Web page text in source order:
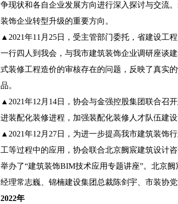
争现状和各自企业发展方向进行深入探讨与交流
装饰企业转型升级的重要方向。
▲2021年11月25日，受主管部门委托，省建设工
一行四人到我会，与我市建筑装饰企业调研座谈
式装修工程造价的审核存在的问题，反映了真实
品。
▲2021年12月14日，协会与金强控股集团联合召
进装配化装修进程，加强装配化装修人才队伍建
▲2021年12月27日，为进一步提高我市建筑装饰
工等过程中的应用，协会联合北京阙宸建筑设计
举办了“建筑装饰BIM技术应用专题讲座”。北京
经理常志巍、锦楠建设集团总裁陈剑宇、市装协
2022年